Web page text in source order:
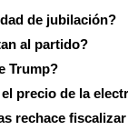
de jubilación?
al partido?
Trump?
precio de la
rechace fiscalizar